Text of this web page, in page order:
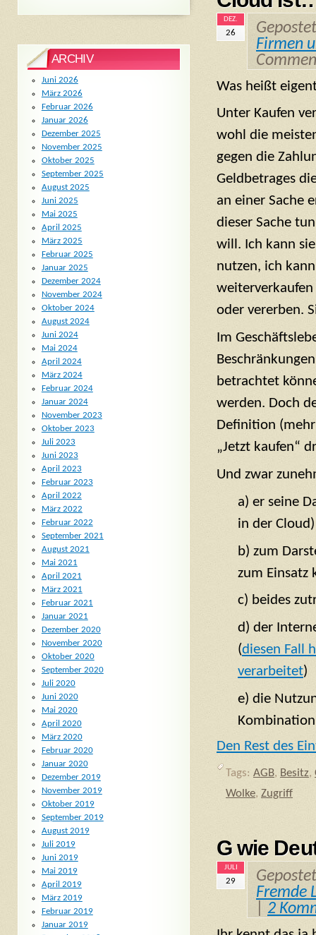
DEZ.
26
Firmen
Was heißt
Unter Kaufen
wohl die
gegen die
Geldbetrages
an einer Sache
dieser Sache
will. Ich kann
nutzen, ich
oder vererben.
Im
betrachtet
werden. Doch
Definition
„Jetzt kaufen“
Und zwar
a) er seine
in der
b) zum
zum Einsatz
c) beides
d) der
(diesen Fall
verarbeitet)
e) die
Den Rest des
Tags: AGB, Besitz,
Wolke, Zugriff
G wie
JULI
29
Fremde
2
ARCHIV
Juni 2026
März 2026
Februar 2026
Januar 2026
Dezember 2025
November 2025
Oktober 2025
September 2025
August 2025
Juni 2025
Mai 2025
April 2025
März 2025
Februar 2025
Januar 2025
Dezember 2024
November 2024
Oktober 2024
August 2024
Juni 2024
Mai 2024
April 2024
März 2024
Februar 2024
Januar 2024
November 2023
Oktober 2023
Juli 2023
Juni 2023
April 2023
Februar 2023
April 2022
März 2022
Februar 2022
September 2021
August 2021
Mai 2021
April 2021
März 2021
Februar 2021
Januar 2021
Dezember 2020
November 2020
Oktober 2020
September 2020
Juli 2020
Juni 2020
Mai 2020
April 2020
März 2020
Februar 2020
Januar 2020
Dezember 2019
November 2019
Oktober 2019
September 2019
August 2019
Juli 2019
Juni 2019
Mai 2019
April 2019
März 2019
Februar 2019
Januar 2019